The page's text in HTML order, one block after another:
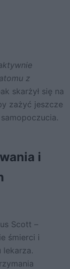
z
skarżył się na
zażyć jeszcze
i
Scott –
śmierci i
lekarza.